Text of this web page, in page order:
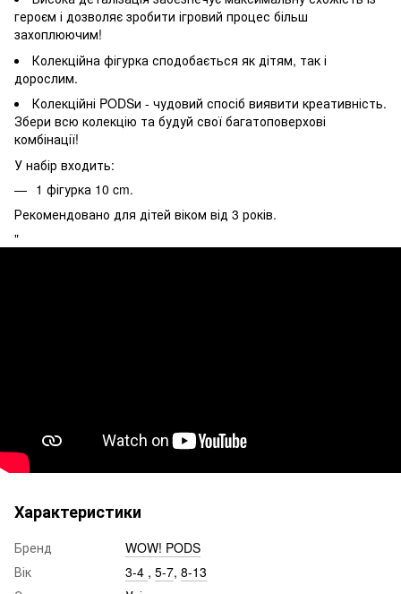
героєм і дозволяє зробити ігровий процес більш
захоплюючим!
Колекційна фігурка сподобається як дітям, так і
дорослим.
Колекційні PODSи - чудовий спосіб виявити креативність.
Збери всю колекцію та будуй свої багатоповерхові
комбінації!
У набір входить:
1 фігурка 10 cm.
Рекомендовано для дітей віком від 3 років.
"
Характеристики
Бренд
WOW! PODS
Вік
3-4 , 5-7, 8-13